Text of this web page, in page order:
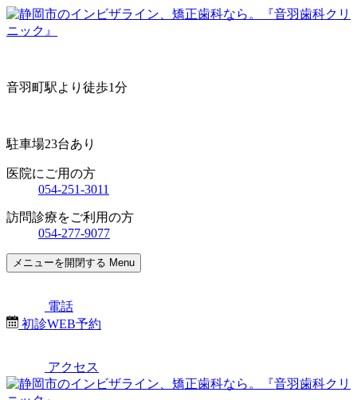
音羽町駅より徒歩1分
駐車場23台あり
医院にご用の方
054-251-3011
訪問診療をご利用の方
054-277-9077
メニューを開閉する Menu
電話
初診WEB予約
アクセス